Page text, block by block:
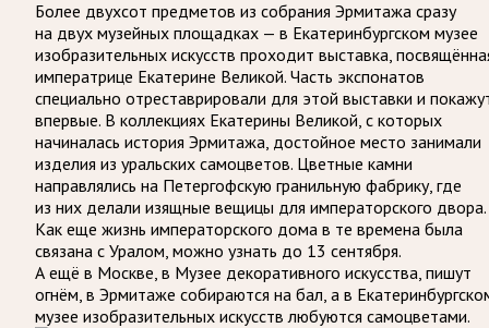
Более двухсот предметов из собрания Эрмитажа сразу
на двух музейных площадках — в Екатеринбургском музее
изобразительных искусств проходит выставка,
императрице Екатерине Великой. Часть экспонатов
специально отреставрировали для этой выставки и
впервые. В коллекциях Екатерины Великой, с которых
начиналась история Эрмитажа, достойное место занимали
изделия из уральских самоцветов. Цветные камни
направлялись на Петергофскую гранильную фабрику, где
из них делали изящные вещицы для императорского двора.
Как еще жизнь императорского дома в те времена была
связана с Уралом, можно узнать до 13 сентября.
А ещё в Москве, в Музее декоративного искусства, пишут
огнём, в Эрмитаже собираются на бал, а в
музее изобразительных искусств любуются самоцветами.